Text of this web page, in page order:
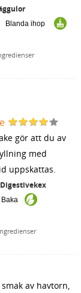
Blanda ihop
gör att du av
med
uppskattas.
Digestivekex
Baka
av havtorn,